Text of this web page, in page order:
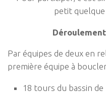
petit quelque
Par équipes de deux en
première équipe à
18 tours du bassin